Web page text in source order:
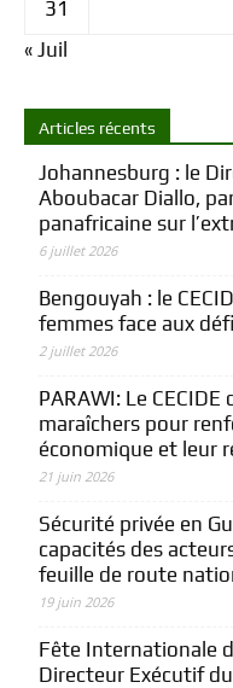
31
« Juil
Articles récents
Johannesburg : le
Aboubacar Diallo,
panafricaine sur
6 juillet 2026
Bengouyah : le
femmes face aux
2 juillet 2026
PARAWI: Le
maraîchers pour
économique et leur
21 juin 2026
Sécurité privée en
capacités des
feuille de route
19 juin 2026
Fête Internationale
Directeur Exécutif du